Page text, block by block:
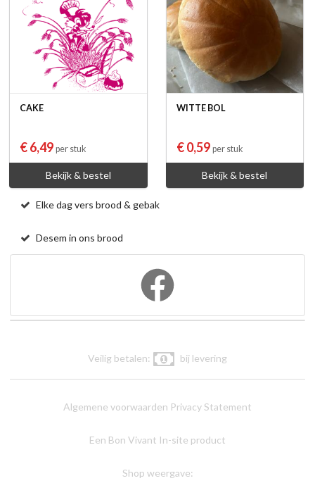
CAKE
€ 6,49 per stuk
Bekijk & bestel
WITTE BOL
€ 0,59 per stuk
Bekijk & bestel
Elke dag vers brood & gebak
Desem in ons brood
Veilig betalen: bij levering
Algemene voorwaarden Privacy Statement
Een Bon Vivant In-site product
Shop weergave: